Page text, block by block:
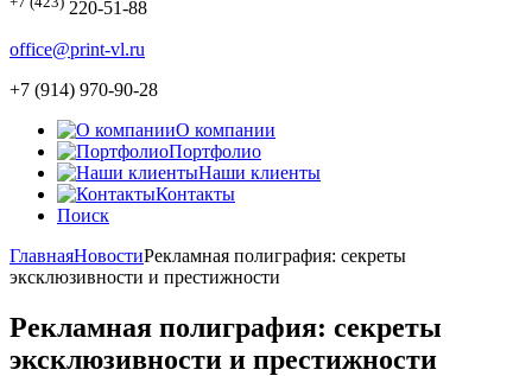
220-51-88
office@print-vl.ru
+7 (914) 970-90-28
О компании
Портфолио
Наши клиенты
Контакты
Поиск
ГлавнаяНовостиРекламная полиграфия: секреты
эксклюзивности и престижности
Рекламная полиграфия: секреты
эксклюзивности и престижности